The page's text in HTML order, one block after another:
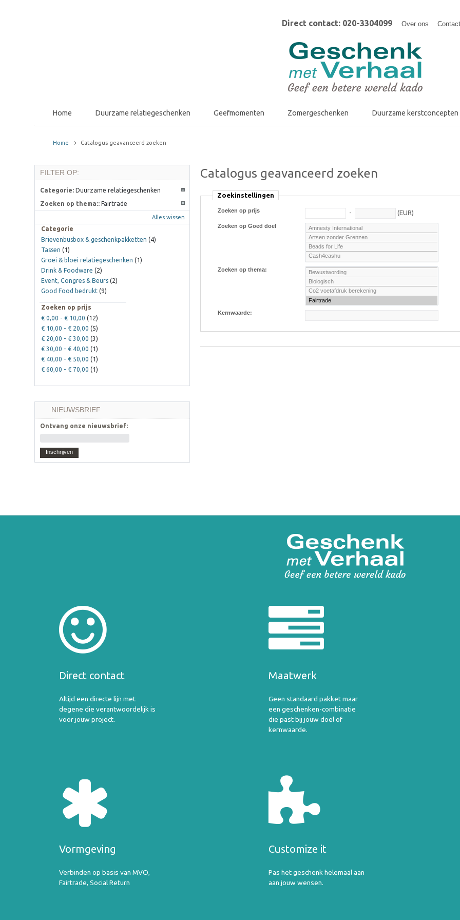
Direct contact: 020-3304099 Over ons Contact
Home Duurzame relatiegeschenken Geefmomenten Zomergeschenken Duurzame kerstconcepten
Home Catalogus geavanceerd zoeken
Catalogus geavanceerd zoeken
Zoekinstellingen
Zoeken op prijs - (EUR)
Zoeken op Goed doel
Zoeken op thema:
Kernwaarde:
FILTER OP:
Categorie: Duurzame relatiegeschenken
Zoeken op thema:: Fairtrade
Alles wissen
Categorie
Brievenbusbox & geschenkpakketten (4)
Tassen (1)
Groei & bloei relatiegeschenken (1)
Drink & Foodware (2)
Event, Congres & Beurs (2)
Good Food bedrukt (9)
Zoeken op prijs
€ 0,00 -€ 10,00 (12)
€ 10,00 -€ 20,00 (5)
€ 20,00 -€ 30,00 (3)
€ 30,00 -€ 40,00 (1)
€ 40,00 -€ 50,00 (1)
€ 60,00 -€ 70,00 (1)
NIEUWSBRIEF
Ontvang onze nieuwsbrief:
Inschrijven
Direct contact
Altijd een directe lijn met
degene die verantwoordelijk is
voor jouw project.
Maatwerk
Geen standaard pakket maar
een geschenken-combinatie
die past bij jouw doel of
kernwaarde.
Vormgeving
Verbinden op basis van MVO,
Fairtrade, Social Return
Customize it
Pas het geschenk helemaal aan
aan jouw wensen.